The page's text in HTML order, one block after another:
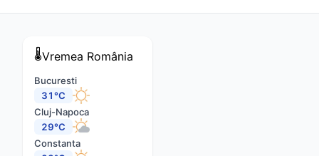
🌡️Vremea România
Bucuresti
31°C
Cluj-Napoca
29°C
Constanta